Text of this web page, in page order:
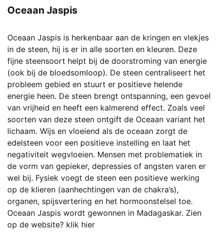
Oceaan Jaspis
Oceaan Jaspis is herkenbaar aan de kringen en vlekjes
in de steen, hij is er in alle soorten en kleuren. Deze
fijne steensoort helpt bij de doorstroming van energie
(ook bij de bloedsomloop). De steen centraliseert het
probleem gebied en stuurt er positieve helende
energie heen. De steen brengt ontspanning, een gevoel
van vrijheid en heeft een kalmerend effect. Zoals veel
soorten van deze steen ontgift de Oceaan variant het
lichaam. Wijs en vloeiend als de oceaan zorgt de
edelsteen voor een positieve instelling en laat het
negativiteit wegvloeien. Mensen met problematiek in
de vorm van gepieker, depressies of angsten varen er
wel bij. Fysiek voegt de steen een positieve werking
op de klieren (aanhechtingen van de chakra’s),
organen, spijsvertering en het hormoonstelsel toe.
Oceaan Jaspis wordt gewonnen in Madagaskar. Zien
op de website? klik hier